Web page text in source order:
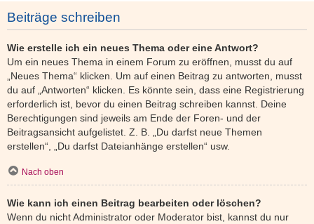
Beiträge schreiben
Wie erstelle ich ein neues Thema oder eine Antwort?
Um ein neues Thema in einem Forum zu eröffnen, musst du auf
„Neues Thema“ klicken. Um auf einen Beitrag zu antworten, musst
du auf „Antworten“ klicken. Es könnte sein, dass eine Registrierung
erforderlich ist, bevor du einen Beitrag schreiben kannst. Deine
Berechtigungen sind jeweils am Ende der Foren- und der
Beitragsansicht aufgelistet. Z. B. „Du darfst neue Themen
erstellen“, „Du darfst Dateianhänge erstellen“ usw.
Nach oben
Wie kann ich einen Beitrag bearbeiten oder löschen?
Wenn du nicht Administrator oder Moderator bist, kannst du nur